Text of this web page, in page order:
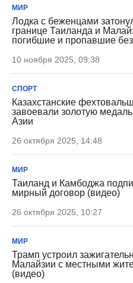
МИР
Лодка с беженцами
границе Таиланда и
погибшие и пропавшие без
10 ноября 2025, 09:38
СПОРТ
Казахстанские
завоевали золотую
Азии
26 октября 2025, 14:48
МИР
Таиланд и Камбоджа
мирный договор (видео)
26 октября 2025, 10:27
МИР
Трамп устроил
Малайзии с местными
(видео)